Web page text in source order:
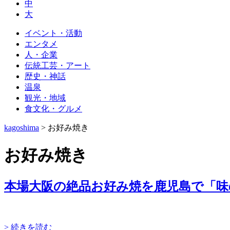
中
大
イベント・活動
エンタメ
人・企業
伝統工芸・アート
歴史・神話
温泉
観光・地域
食文化・グルメ
kagoshima > お好み焼き
お好み焼き
本場大阪の絶品お好み焼を鹿児島で「味
> 続きを読む